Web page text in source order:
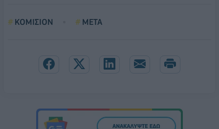
ΚΟΜΙΣΙΟΝ META